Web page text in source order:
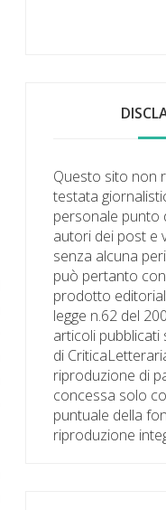
Questo sito non
testata
personale punto
autori dei post e
senza alcuna
può pertanto
prodotto
legge n.62 del
articoli
di
riproduzione di
concessa solo
puntuale della
riproduzione